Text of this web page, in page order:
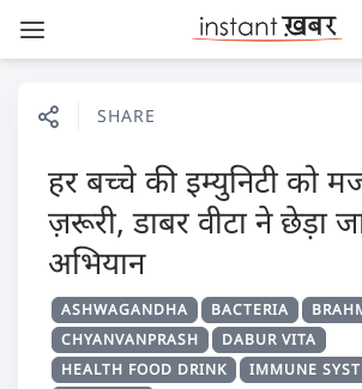
SHARE
हर बच्चे की इम्युनिटी को
ज़रूरी, डाबर वीटा ने छेड़ा
अभियान
ASHWAGANDHA BACTERIA
CHYANVANPRASH
DABUR VITA
HEALTH FOOD DRINK
IMMUNE